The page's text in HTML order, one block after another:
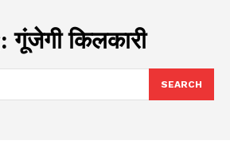
गूंजेगी किलकारी
SEARCH